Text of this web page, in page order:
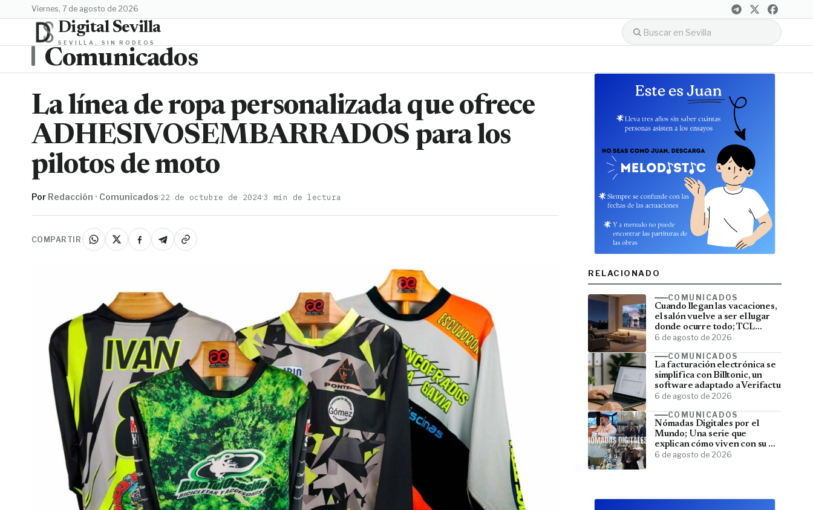
viernes, 7 de agosto de 2026
Digital Sevilla
SEVILLA, SIN RODEOS
Comunicados
La línea de ropa personalizada que ofrece
ADHESIVOSEMBARRADOS para los
pilotos de moto
Por Redacción · Comunicados·22 de octubre de 2024·3 min de lectura
COMPARTIR
RELACIONADO
COMUNICADOS
Cuando llegan las vacaciones,
el salón vuelve a ser el lugar
donde ocurre todo; TCL
convierte el televisor en el
6 de agosto de 2026
COMUNICADOS
La facturación electrónica se
simplifica con Billtonic, un
software adaptado a Verifactu
6 de agosto de 2026
COMUNICADOS
Nómadas Digitales por el
Mundo; Una serie que
explican cómo viven con su PC
y viajan por el mundo
6 de agosto de 2026